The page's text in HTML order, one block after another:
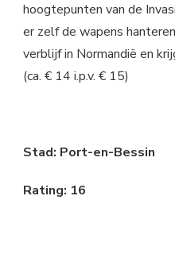
hoogtepunten van de
er zelf de wapens
verblijf in Normandië en
(ca. € 14 i.p.v. € 15)
Stad: Port-en-Bessin
Rating: 16